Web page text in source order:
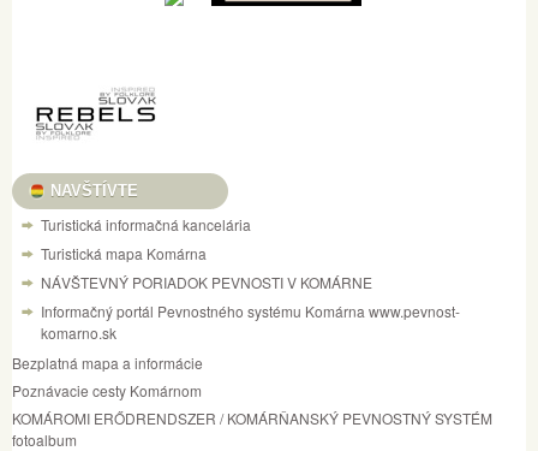
NAVŠTÍVTE
Turistická informačná kancelária
Turistická mapa Komárna
NÁVŠTEVNÝ PORIADOK PEVNOSTI V KOMÁRNE
Informačný portál Pevnostného systému Komárna www.pevnost-
komarno.sk
Bezplatná mapa a informácie
Poznávacie cesty Komárnom
KOMÁROMI ERŐDRENDSZER / KOMÁRŇANSKÝ PEVNOSTNÝ SYSTÉM
fotoalbum